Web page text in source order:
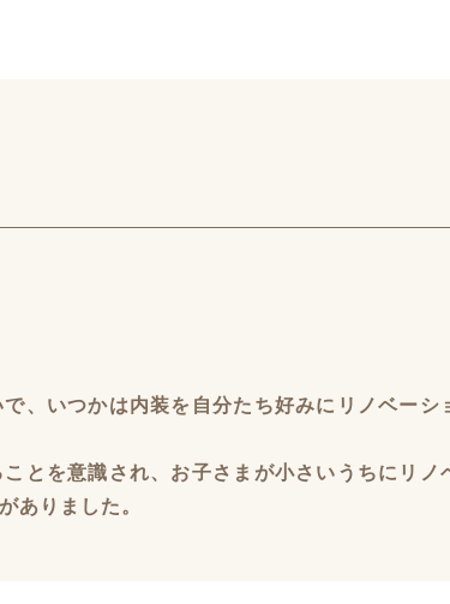
、いつかは内装を自分たち好みにリノベーシ
とを意識され、お子さまが小さいうちにリノ
ありました。